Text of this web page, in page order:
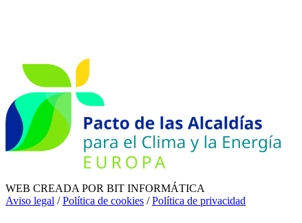
WEB CREADA POR BIT INFORMÁTICA
Aviso legal /Política de cookies /Política de privacidad